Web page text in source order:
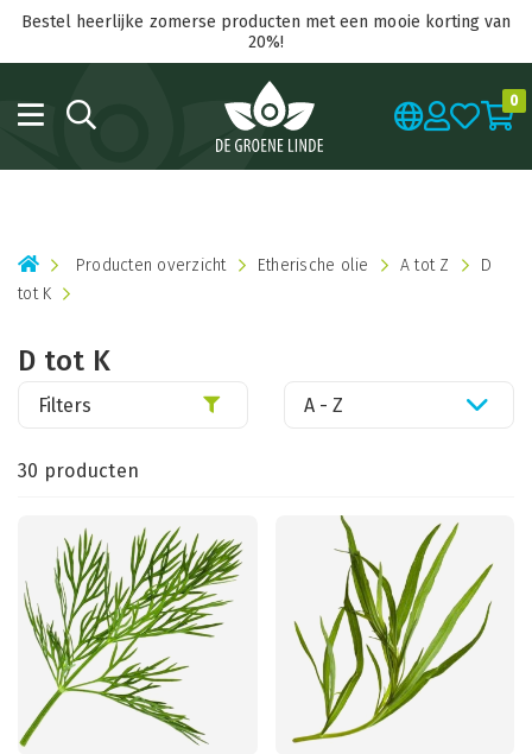
Bestel heerlijke zomerse producten met een mooie korting van
20%!
0
Producten overzicht Etherische olie A tot Z
D
tot K
D tot K
30 producten
Filters A - Z